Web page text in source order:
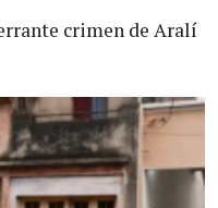
crimen de Aralí